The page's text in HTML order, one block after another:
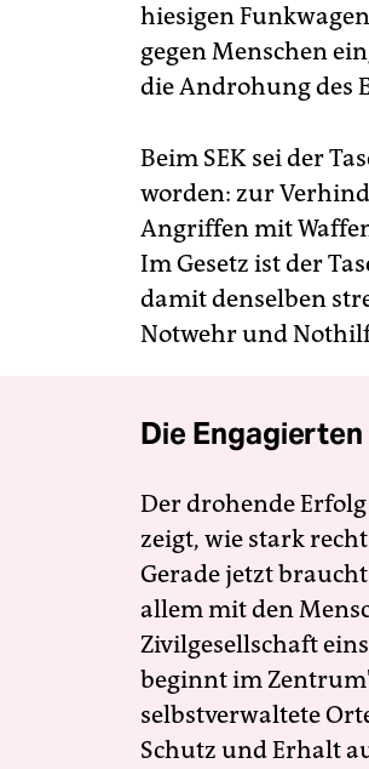
hiesigen
gegen Menschen
die Androhung des
Beim SEK sei der
worden: zur
Angriffen mit
Im Gesetz ist der
damit denselben
Notwehr und
Die
Der drohende
zeigt, wie stark
Gerade jetzt
allem mit den
Zivilgesellschaft
beginnt im
selbstverwaltete
Schutz und Erhalt